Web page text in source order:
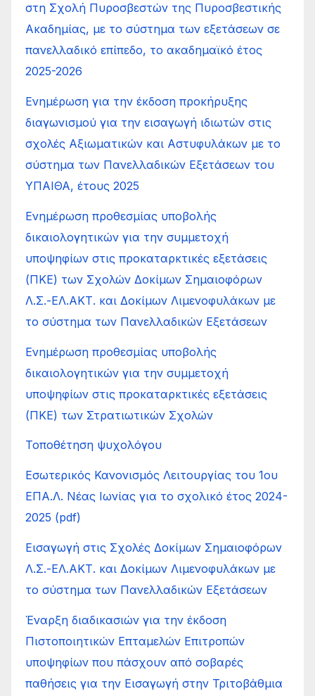
στη Σχολή Πυροσβεστών της Πυροσβεστικής
Ακαδημίας, με το σύστημα των εξετάσεων σε
πανελλαδικό επίπεδο, το ακαδημαϊκό έτος
2025-2026
Ενημέρωση για την έκδοση προκήρυξης
διαγωνισμού για την εισαγωγή ιδιωτών στις
σχολές Αξιωματικών και Αστυφυλάκων με το
σύστημα των Πανελλαδικών Εξετάσεων του
ΥΠΑΙΘΑ, έτους 2025
Ενημέρωση προθεσμίας υποβολής
δικαιολογητικών για την συμμετοχή
υποψηφίων στις προκαταρκτικές εξετάσεις
(ΠΚΕ) των Σχολών Δοκίμων Σημαιοφόρων
Λ.Σ.-ΕΛ.ΑΚΤ. και Δοκίμων Λιμενοφυλάκων με
το σύστημα των Πανελλαδικών Εξετάσεων
Ενημέρωση προθεσμίας υποβολής
δικαιολογητικών για την συμμετοχή
υποψηφίων στις προκαταρκτικές εξετάσεις
(ΠΚΕ) των Στρατιωτικών Σχολών
Τοποθέτηση ψυχολόγου
Εσωτερικός Κανονισμός Λειτουργίας του 1ου
ΕΠΑ.Λ. Νέας Ιωνίας για το σχολικό έτος 2024-
2025 (pdf)
Εισαγωγή στις Σχολές Δοκίμων Σημαιοφόρων
Λ.Σ.-ΕΛ.ΑΚΤ. και Δοκίμων Λιμενοφυλάκων με
το σύστημα των Πανελλαδικών Εξετάσεων
Έναρξη διαδικασιών για την έκδοση
Πιστοποιητικών Επταμελών Επιτροπών
υποψηφίων που πάσχουν από σοβαρές
παθήσεις για την Εισαγωγή στην Τριτοβάθμια